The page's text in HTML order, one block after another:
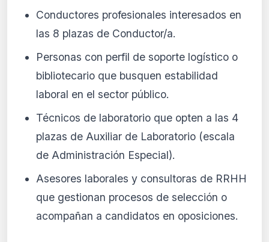
Conductores profesionales interesados en
las 8 plazas de Conductor/a.
Personas con perfil de soporte logístico o
bibliotecario que busquen estabilidad
laboral en el sector público.
Técnicos de laboratorio que opten a las 4
plazas de Auxiliar de Laboratorio (escala
de Administración Especial).
Asesores laborales y consultoras de RRHH
que gestionan procesos de selección o
acompañan a candidatos en oposiciones.